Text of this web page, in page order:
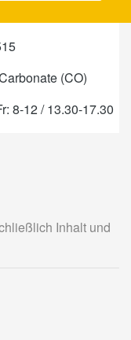
(CO)
8-12 / 13.30-17.30
Inhalt und